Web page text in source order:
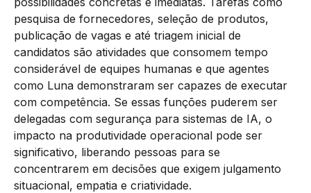
pesquisa de fornecedores, seleção de produtos,
publicação de vagas e até triagem inicial de
candidatos são atividades que consomem tempo
considerável de equipes humanas e que agentes
como Luna demonstraram ser capazes de executar
com competência. Se essas funções puderem ser
delegadas com segurança para sistemas de IA, o
impacto na produtividade operacional pode ser
significativo, liberando pessoas para se
concentrarem em decisões que exigem julgamento
situacional, empatia e criatividade.